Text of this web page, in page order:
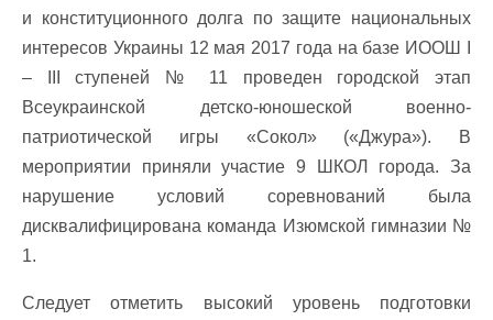
и конституционного долга по защите национальных
интересов Украины 12 мая 2017 года на базе ИООШ І
– ІІІ ступеней № 11 проведен городской этап
Всеукраинской детско-юношеской военно-
патриотической игры «Сокол» («Джура»). В
мероприятии приняли участие 9 ШКОЛ города. За
нарушение условий соревнований была
дисквалифицирована команда Изюмской гимназии №
1.
Следует отметить высокий уровень подготовки